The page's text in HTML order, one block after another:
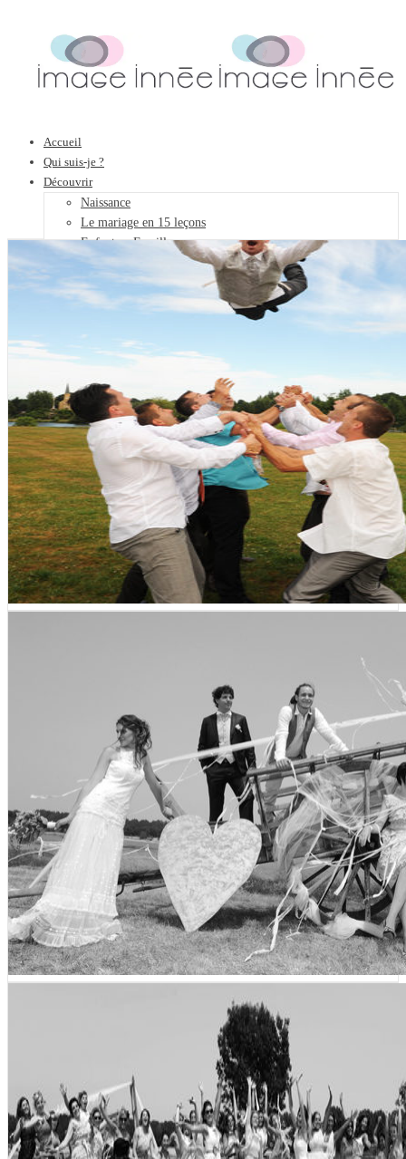
Accueil
Qui suis-je ?
Découvrir
Naissance
Le mariage en 15 leçons
Enfants – Familles
Entreprises
Évènements
Galerie photos
Objets DéCollection
Galerie privée
Forfaits
Contact